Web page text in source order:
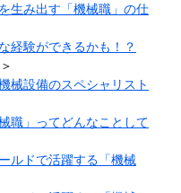
生み出す「機械職」の仕
経験ができるかも！？
械設備のスペシャリスト
職」ってどんなことして
ルドで活躍する「機械